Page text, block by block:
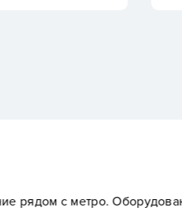
Ценю, что в лагере не